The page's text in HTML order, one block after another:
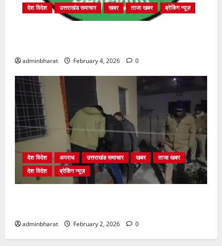
देश विदेश उत्तराखंड समाचार खबर ताजा खबर ब्रेकिंग न्यूज़
adminbharat February 4, 2026 0
देश विदेश अपराध उत्तराखंड समाचार खबर
ताजा खबर
देश विदेश
ब्रेकिंग न्यूज़
adminbharat February 2, 2026 0